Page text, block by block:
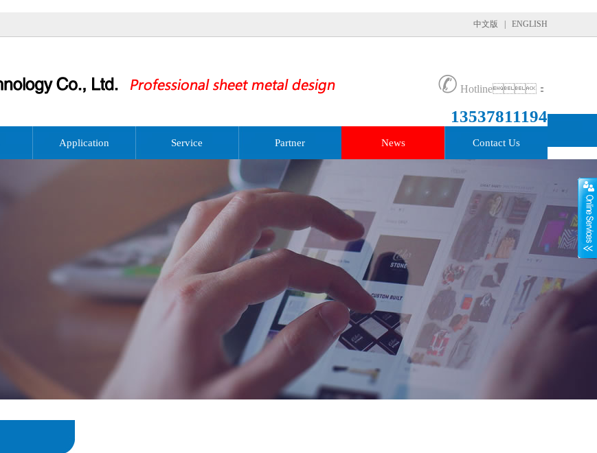
中文版 ENGLISH
✆ Hotline：
13537811194
Application Service Partner News Contact Us